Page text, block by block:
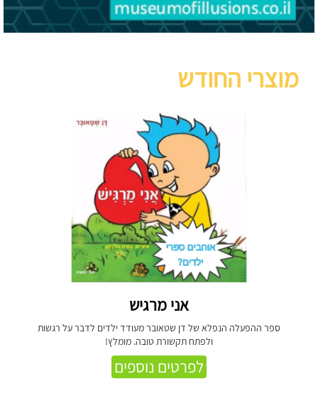
מוצרי החודש
אני מרגיש
ספר ההפעלה הנפלא של דן שטאובר מעודד ילדים לדבר על רגשות
ולפתח תקשורת טובה. מומלץ!
לפרטים נוספים